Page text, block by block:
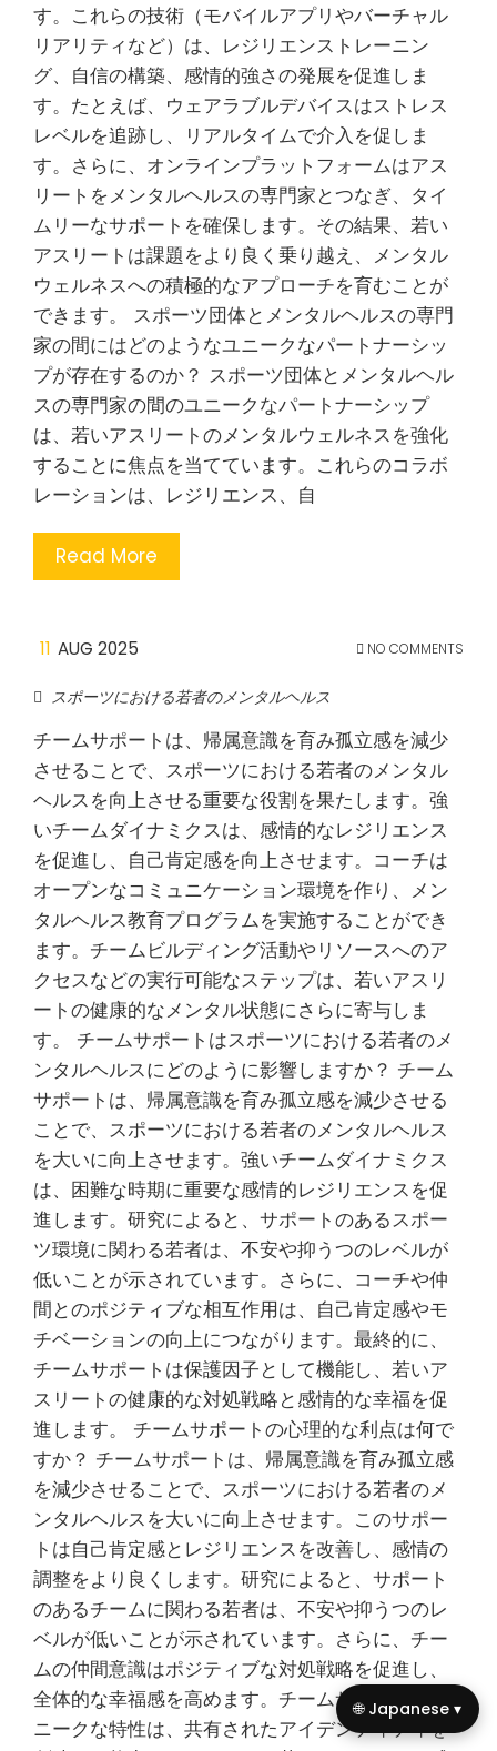
す。これらの技術（モバイルアプリやバーチャル
リアリティなど）は、レジリエンストレーニン
グ、自信の構築、感情的強さの発展を促進しま
す。たとえば、ウェアラブルデバイスはストレス
レベルを追跡し、リアルタイムで介入を促しま
す。さらに、オンラインプラットフォームはアス
リートをメンタルヘルスの専門家とつなぎ、タイ
ムリーなサポートを確保します。その結果、若い
アスリートは課題をより良く乗り越え、メンタル
ウェルネスへの積極的なアプローチを育むことが
できます。 スポーツ団体とメンタルヘルスの専門
家の間にはどのようなユニークなパートナーシッ
プが存在するのか？ スポーツ団体とメンタルヘル
スの専門家の間のユニークなパートナーシップ
は、若いアスリートのメンタルウェルネスを強化
することに焦点を当てています。これらのコラボ
レーションは、レジリエンス、自
Read More
11 AUG 2025 NO COMMENTS
スポーツにおける若者のメンタルヘルス
チームサポートは、帰属意識を育み孤立感を減少
させることで、スポーツにおける若者のメンタル
ヘルスを向上させる重要な役割を果たします。強
いチームダイナミクスは、感情的なレジリエンス
を促進し、自己肯定感を向上させます。コーチは
オープンなコミュニケーション環境を作り、メン
タルヘルス教育プログラムを実施することができ
ます。チームビルディング活動やリソースへのア
クセスなどの実行可能なステップは、若いアスリ
ートの健康的なメンタル状態にさらに寄与しま
す。 チームサポートはスポーツにおける若者のメ
ンタルヘルスにどのように影響しますか？ チーム
サポートは、帰属意識を育み孤立感を減少させる
ことで、スポーツにおける若者のメンタルヘルス
を大いに向上させます。強いチームダイナミクス
は、困難な時期に重要な感情的レジリエンスを促
進します。研究によると、サポートのあるスポー
ツ環境に関わる若者は、不安や抑うつのレベルが
低いことが示されています。さらに、コーチや仲
間とのポジティブな相互作用は、自己肯定感やモ
チベーションの向上につながります。最終的に、
チームサポートは保護因子として機能し、若いア
スリートの健康的な対処戦略と感情的な幸福を促
進します。 チームサポートの心理的な利点は何で
すか？ チームサポートは、帰属意識を育み孤立感
を減少させることで、スポーツにおける若者のメ
ンタルヘルスを大いに向上させます。このサポー
トは自己肯定感とレジリエンスを改善し、感情の
調整をより良くします。研究によると、サポート
のあるチームに関わる若者は、不安や抑うつのレ
ベルが低いことが示されています。さらに、チー
ムの仲間意識はポジティブな対処戦略を促進し、
全体的な幸福感を高めます。チームサポートのユ
ニークな特性は、共有されたアイデンティティを
🌐 Japanese ▾